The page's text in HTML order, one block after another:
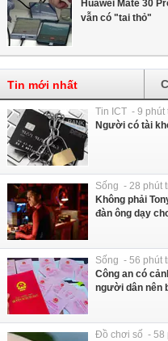
Huawei Mate 30
vẫn có "tai thỏ"
Tin mới nhất
Tin ICT - 9 phút
Người có tài
Sống - 28 phút
Không phải
đàn ông dạy
Sống - 56 phút
Công an có
người dân nên
Đồ chơi số - 58